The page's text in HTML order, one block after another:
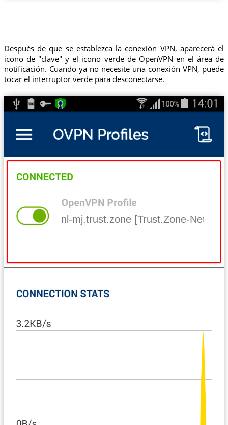
Después de que se establezca la conexión VPN, aparecerá el
icono de "clave" y el icono verde de OpenVPN en el área de
notificación. Cuando ya no necesite una conexión VPN, puede
tocar el interruptor verde para desconectarse.
nl-mj.trust.zone [Trust.Zone-